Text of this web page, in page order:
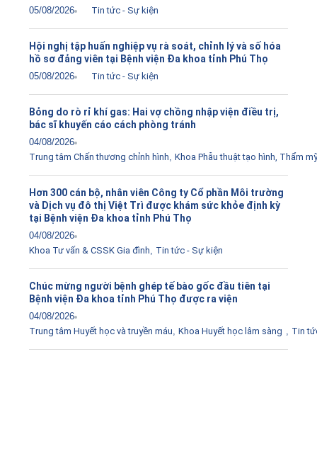
05/08/2026 Tin tức - Sự kiện
Hội nghị tập huấn nghiệp vụ rà soát, chỉnh lý và số hóa
hồ sơ đảng viên tại Bệnh viện Đa khoa tỉnh Phú Thọ
05/08/2026 Tin tức - Sự kiện
Bỏng do rò rỉ khí gas: Hai vợ chồng nhập viện điều trị,
bác sĩ khuyến cáo cách phòng tránh
04/08/2026
Trung tâm Chấn thương chỉnh hình, Khoa Phẫu thuật tạo hình, Thẩm
Hơn 300 cán bộ, nhân viên Công ty Cổ phần Môi trường
và Dịch vụ đô thị Việt Trì được khám sức khỏe định kỳ
tại Bệnh viện Đa khoa tỉnh Phú Thọ
04/08/2026
Khoa Tư vấn & CSSK Gia đình, Tin tức - Sự kiện
Chúc mừng người bệnh ghép tế bào gốc đầu tiên tại
Bệnh viện Đa khoa tỉnh Phú Thọ được ra viện
04/08/2026
Trung tâm Huyết học và truyền máu, Khoa Huyết học lâm sàng , Tin